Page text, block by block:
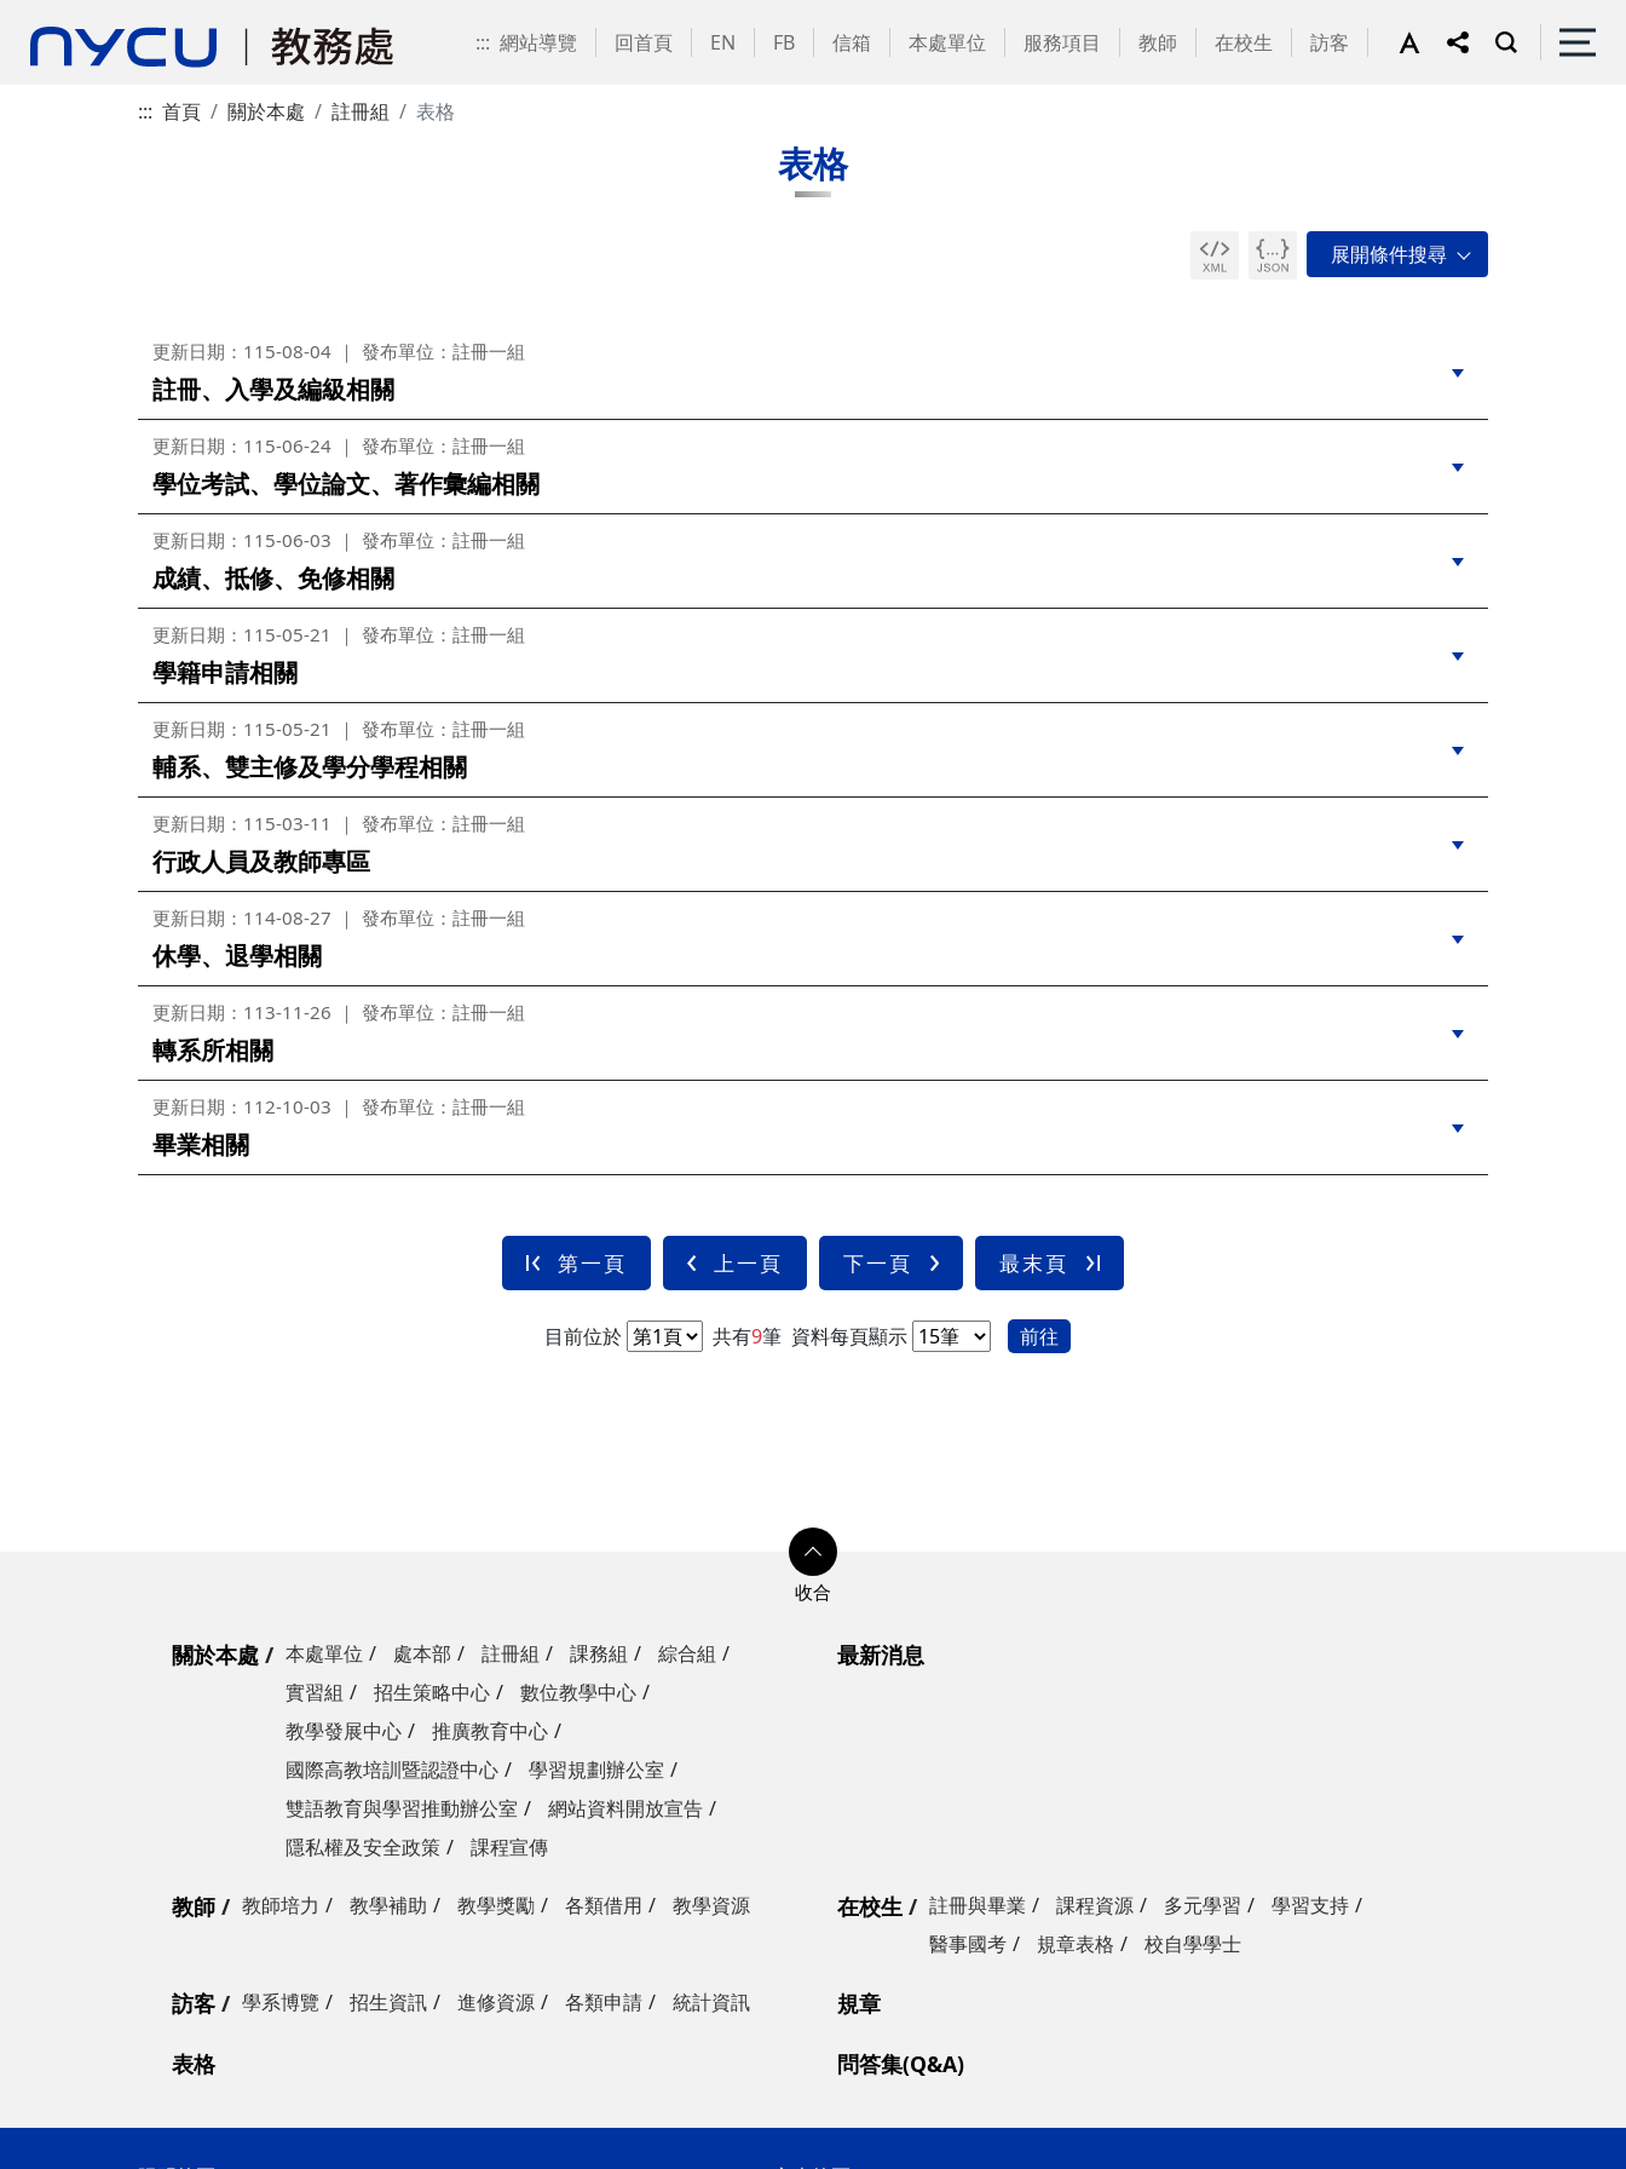
::: 網站導覽 回首頁 EN FB 信箱 本處單位 服務項目 教師 在校生 訪客
::: 首頁 關於本處 註冊組 表格
表格
更新日期：115-08-04 發布單位：註冊一組
註冊、入學及編級相關
更新日期：115-06-24 發布單位：註冊一組
學位考試、學位論文、著作彙編相關
更新日期：115-06-03 發布單位：註冊一組
成績、抵修、免修相關
更新日期：115-05-21 發布單位：註冊一組
學籍申請相關
更新日期：115-05-21 發布單位：註冊一組
輔系、雙主修及學分學程相關
更新日期：115-03-11 發布單位：註冊一組
行政人員及教師專區
更新日期：114-08-27 發布單位：註冊一組
休學、退學相關
更新日期：113-11-26 發布單位：註冊一組
轉系所相關
更新日期：112-10-03 發布單位：註冊一組
畢業相關
第一頁 上一頁 下一頁 最末頁
目前位於 共有9筆 資料每頁顯示 前往
關於本處 本處單位 處本部 註冊組 課務組
綜合組
實習組
招生策略中心
數位教學中心
教學發展中心
推廣教育中心
國際高教培訓暨認證中心
學習規劃辦公室
雙語教育與學習推動辦公室
網站資料開放宣告
隱私權及安全政策
課程宣傳
最新消息
教師 教師培力 教學補助 教學獎勵 各類借用 教學資源 在校生 註冊與畢業 課程資源 多元學習
學習支持
醫事國考
規章表格 校自學學士
訪客 學系博覽 招生資訊 進修資源 各類申請 統計資訊 規章
表格 問答集(Q&A)